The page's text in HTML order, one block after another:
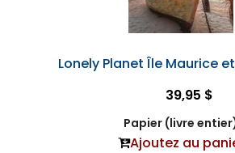
Lonely Planet Île Maurice
39,95 $
Papier (livre
Ajoutez au